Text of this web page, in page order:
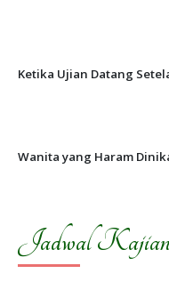
Ketika Ujian Datang
Wanita yang Haram
Jadwal